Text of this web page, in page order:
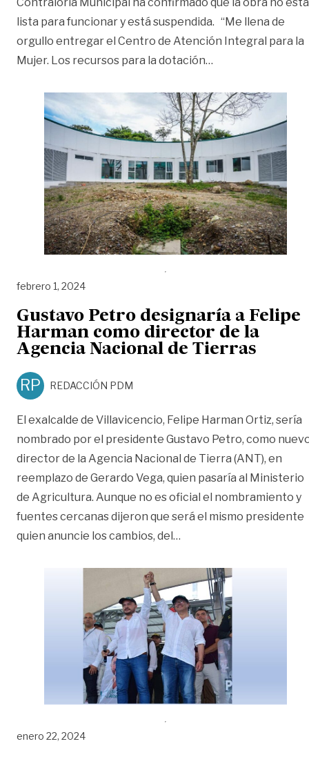
lista para funcionar y está suspendida. “Me llena de
orgullo entregar el Centro de Atención Integral para la
Mujer. Los recursos para la dotación…
febrero 1, 2024
Gustavo Petro designaría a Felipe
Harman como director de la
Agencia Nacional de Tierras
RP REDACCIÓN PDM
El exalcalde de Villavicencio, Felipe Harman Ortiz, sería
nombrado por el presidente Gustavo Petro, como
director de la Agencia Nacional de Tierra (ANT), en
reemplazo de Gerardo Vega, quien pasaría al Ministerio
de Agricultura. Aunque no es oficial el nombramiento y
fuentes cercanas dijeron que será el mismo presidente
quien anuncie los cambios, del…
enero 22, 2024